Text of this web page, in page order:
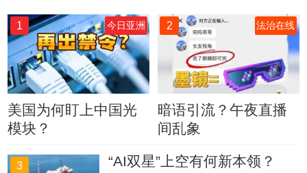
1 今日亚洲
美国为何盯上中国光
模块？
2 法治在线
暗语引流？午夜直播
间乱象
3 “AI双星”上空有何新本领？